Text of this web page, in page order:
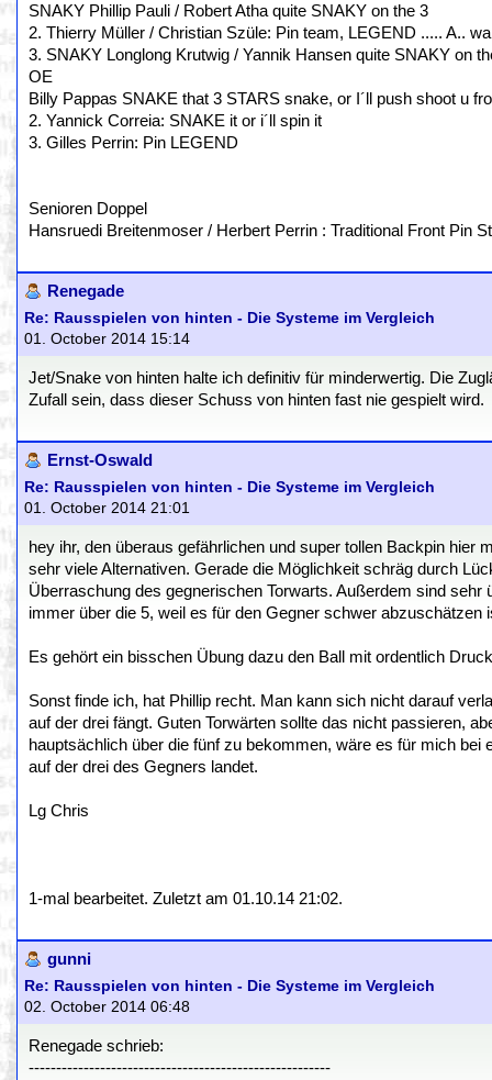
SNAKY Phillip Pauli / Robert Atha quite SNAKY on the 3
2. Thierry Müller / Christian Szüle: Pin team, LEGEND ..... A..
3. SNAKY Longlong Krutwig / Yannik Hansen quite SNAKY on
OE
Billy Pappas SNAKE that 3 STARS snake, or I´ll push shoot u
2. Yannick Correia: SNAKE it or i´ll spin it
3. Gilles Perrin: Pin LEGEND
Senioren Doppel
Hansruedi Breitenmoser / Herbert Perrin : Traditional Front Pin
Renegade
Re: Rausspielen von hinten - Die Systeme im Vergleich
01. October 2014 15:14
Jet/Snake von hinten halte ich definitiv für minderwertig. Die
Zufall sein, dass dieser Schuss von hinten fast nie gespielt wird.
Ernst-Oswald
Re: Rausspielen von hinten - Die Systeme im Vergleich
01. October 2014 21:01
hey ihr, den überaus gefährlichen und super tollen Backpin
sehr viele Alternativen. Gerade die Möglichkeit schräg durch
Überraschung des gegnerischen Torwarts. Außerdem sind
immer über die 5, weil es für den Gegner schwer abzuschätzen
Es gehört ein bisschen Übung dazu den Ball mit ordentlich
Sonst finde ich, hat Phillip recht. Man kann sich nicht darauf
auf der drei fängt. Guten Torwärten sollte das nicht passieren,
hauptsächlich über die fünf zu bekommen, wäre es für mich
auf der drei des Gegners landet.
Lg Chris
1-mal bearbeitet. Zuletzt am 01.10.14 21:02.
gunni
Re: Rausspielen von hinten - Die Systeme im Vergleich
02. October 2014 06:48
Renegade schrieb:
-------------------------------------------------------